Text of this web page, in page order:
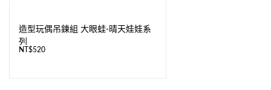
造型玩偶吊鍊組 大眼蛙-晴天娃娃系
列
NT$520